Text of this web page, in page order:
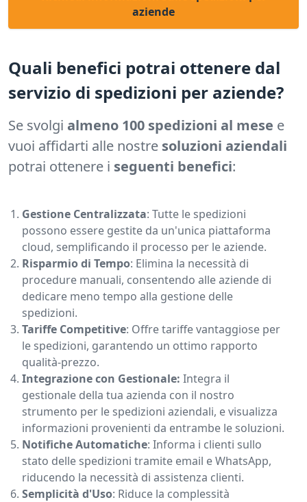
aziende
Quali benefici potrai ottenere dal
servizio di spedizioni per aziende?
Se svolgi almeno 100 spedizioni al mese e
vuoi affidarti alle nostre soluzioni aziendali
potrai ottenere i seguenti benefici:
Gestione Centralizzata: Tutte le spedizioni
possono essere gestite da un'unica piattaforma
cloud, semplificando il processo per le aziende.
Risparmio di Tempo: Elimina la necessità di
procedure manuali, consentendo alle aziende di
dedicare meno tempo alla gestione delle
spedizioni.
Tariffe Competitive: Offre tariffe vantaggiose per
le spedizioni, garantendo un ottimo rapporto
qualità-prezzo.
Integrazione con Gestionale: Integra il
gestionale della tua azienda con il nostro
strumento per le spedizioni aziendali, e visualizza
informazioni provenienti da entrambe le soluzioni.
Notifiche Automatiche: Informa i clienti sullo
stato delle spedizioni tramite email e WhatsApp,
riducendo la necessità di assistenza clienti.
Semplicità d'Uso: Riduce la complessità